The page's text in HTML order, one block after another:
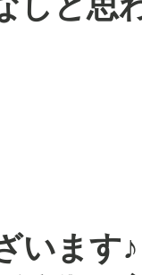
います